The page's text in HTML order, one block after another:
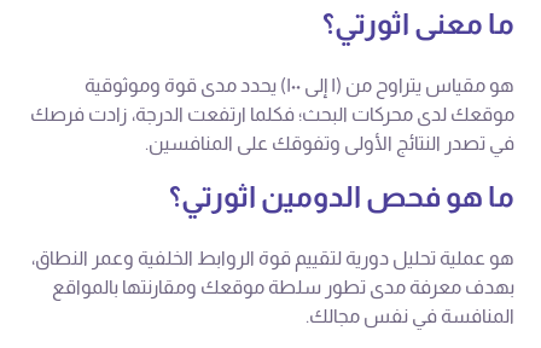
ما معنى اثورتي؟
هو مقياس يتراوح من (١ إلى ١٠٠) يحدد مدى قوة وموثوقية
موقعك لدى محركات البحث؛ فكلما ارتفعت الدرجة، زادت فرصك
في تصدر النتائج الأولى وتفوقك على المنافسين.
ما هو فحص الدومين اثورتي؟
هو عملية تحليل دورية لتقييم قوة الروابط الخلفية وعمر النطاق،
بهدف معرفة مدى تطور سلطة موقعك ومقارنتها بالمواقع
المنافسة في نفس مجالك.